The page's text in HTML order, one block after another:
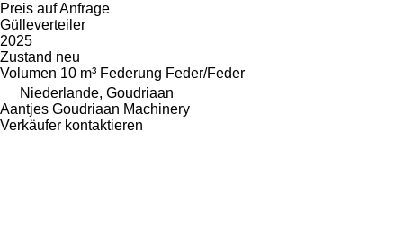
Preis auf Anfrage
Gülleverteiler
2025
Zustand neu
Volumen 10 m³ Federung Feder/Feder
Niederlande, Goudriaan
Aantjes Goudriaan Machinery
Verkäufer kontaktieren